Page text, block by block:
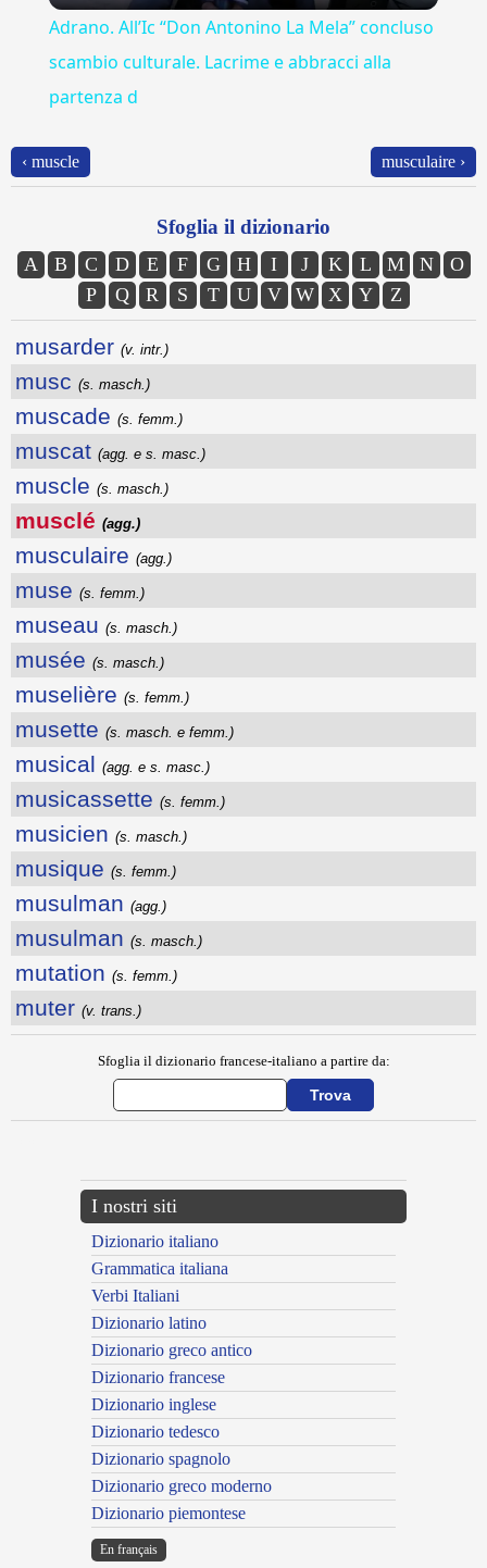
Adrano. All’Ic “Don Antonino La Mela” concluso
scambio culturale. Lacrime e abbracci alla
partenza d
‹ muscle musculaire ›
Sfoglia il dizionario
A B C D E F G H I J K L M N
O
P
Q R S T U V W X Y Z
musarder (v. intr.)
musc (s. masch.)
muscade (s. femm.)
muscat (agg. e s. masc.)
muscle (s. masch.)
musclé (agg.)
musculaire (agg.)
muse (s. femm.)
museau (s. masch.)
musée (s. masch.)
muselière (s. femm.)
musette (s. masch. e femm.)
musical (agg. e s. masc.)
musicassette (s. femm.)
musicien (s. masch.)
musique (s. femm.)
musulman (agg.)
musulman (s. masch.)
mutation (s. femm.)
muter (v. trans.)
Sfoglia il dizionario francese-italiano a partire da:
I nostri siti
Dizionario italiano
Grammatica italiana
Verbi Italiani
Dizionario latino
Dizionario greco antico
Dizionario francese
Dizionario inglese
Dizionario tedesco
Dizionario spagnolo
Dizionario greco moderno
Dizionario piemontese
En français